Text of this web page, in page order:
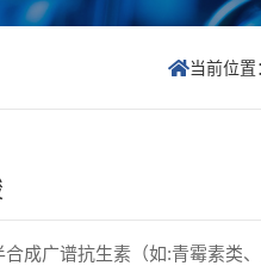
当前位置

成广谱抗生素（如:青霉素类